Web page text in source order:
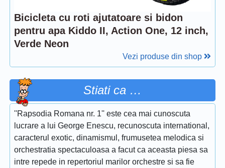
Bicicleta cu roti ajutatoare si bidon
pentru apa Kiddo II, Action One, 12 inch,
Verde Neon
Vezi produse din shop
Stiati ca …
''Rapsodia Romana nr. 1'' este cea mai cunoscuta
lucrare a lui George Enescu, recunoscuta international,
caracterul exotic, dinamismul, frumusetea melodica si
orchestratia spectaculoasa a facut ca aceasta piesa sa
intre repede in repertoriul marilor orchestre si sa fie